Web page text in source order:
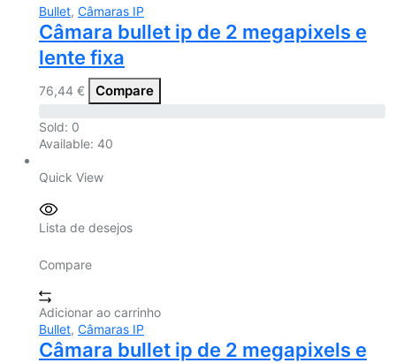
Bullet, Câmaras IP
Câmara bullet ip de 2 megapixels e
lente fixa
76,44 € Compare
Sold: 0
Available: 40
Quick View
Lista de desejos
Compare
Adicionar ao carrinho
Bullet, Câmaras IP
Câmara bullet ip de 2 megapixels e